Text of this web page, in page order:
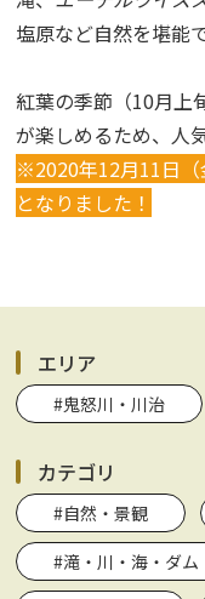
塩原など自然を堪能
紅葉の季節（10月上
が楽しめるため、人
※2020年12月11日（
となりました！
エリア
#鬼怒川・川治
カテゴリ
#自然・景観
#滝・川・海・ダム